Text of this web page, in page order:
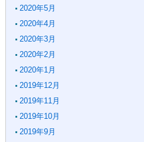
2020年5月
2020年4月
2020年3月
2020年2月
2020年1月
2019年12月
2019年11月
2019年10月
2019年9月